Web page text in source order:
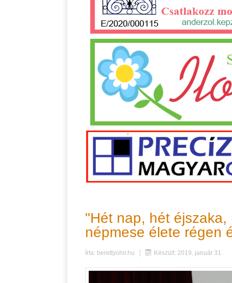
"Hét nap, hét
népmese élete régen
Írta: berettyohir.hu Készült: 2019. január 31.